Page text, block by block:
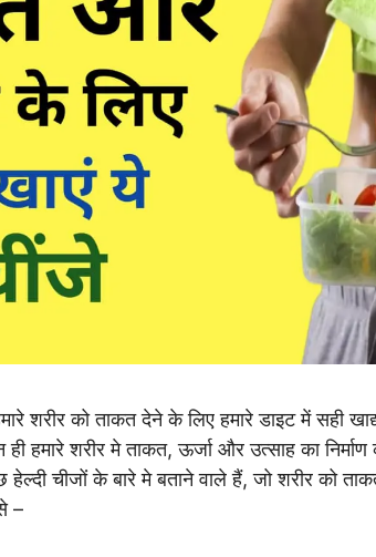
को ताकत देने के लिए हमारे डाइट में सही खाद्य
हमारे शरीर मे ताकत, ऊर्जा और उत्साह का
चीजों के बारे मे बताने वाले हैं, जो शरीर को
–